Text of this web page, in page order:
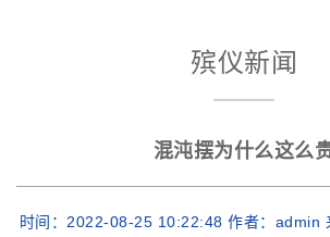
殡仪新闻
混沌摆为什么这么
时间：2022-08-25 10:22:48 作者：admin